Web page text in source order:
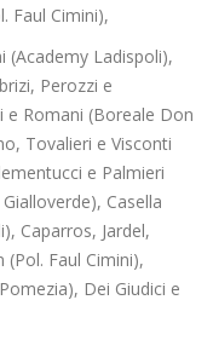
Faul Cimini),
(Academy Ladispoli),
Perozzi e
e Romani (Boreale Don
Tovalieri e Visconti
e Palmieri
Casella
Caparros, Jardel,
Faul Cimini),
Dei Giudici e